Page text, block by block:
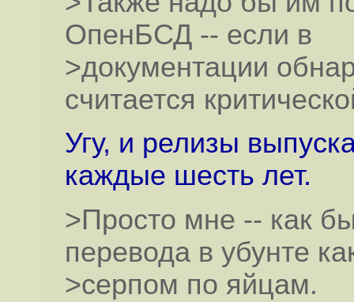
ОпенБСД -- если в
>документации
считается
Угу, и релизы
каждые шесть лет.
>Просто мне -- как
перевода в убунте
>серпом по яйцам.